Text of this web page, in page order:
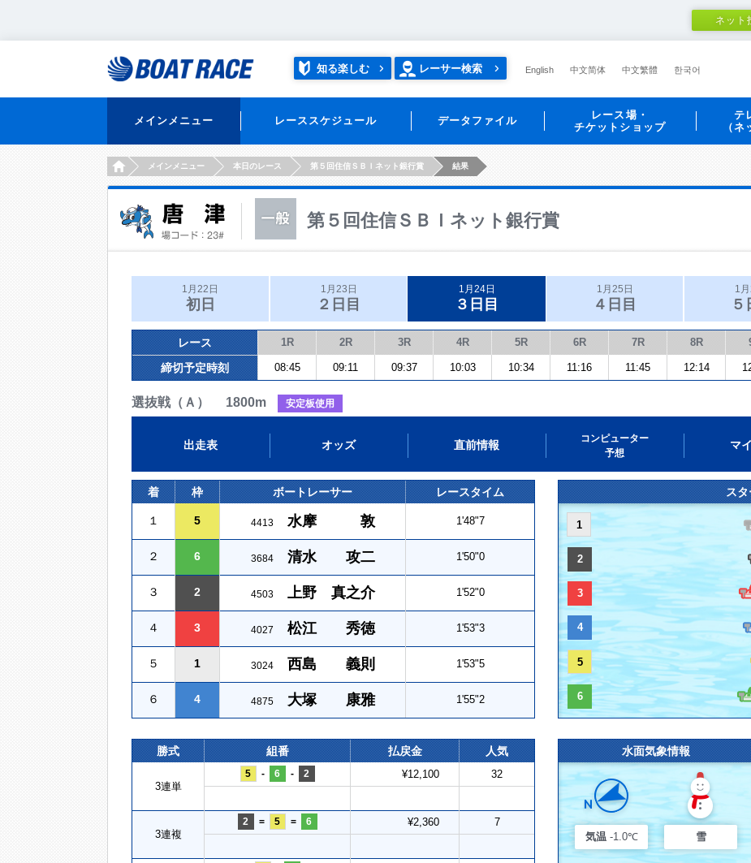
ネット
知る楽しむ レーサー検索 English 中文简体 中文繁體 한국어
メインメニュー レーススケジュール データファイル
レース場・
チケットショップ
テ
（ネ
HOMEメインメニュー 本日のレース 第５回住信ＳＢＩネット銀行賞 結果
第５回住信ＳＢＩネット銀行賞
1月22日
初日
1月23日
２日目
1月24日
３日目
1月25日
４日目
1
５
レース 1R 2R 3R 4R 5R 6R 7R 8R
締切予定時刻 08:45 09:11 09:37 10:03 10:34 11:16 11:45 12:14
選抜戦（Ａ） 1800m 安定板使用
出走表 オッズ 直前情報
コンピューター
予想
マ
着 枠 ボートレーサー レースタイム
１ 5 4413 水摩 敦 1'48"7
２ 6 3684 清水 攻二 1'50"0
３ 2 4503 上野 真之介 1'52"0
４ 3 4027 松江 秀徳 1'53"3
５ 1 3024 西島 義則 1'53"5
６ 4 4875 大塚 康雅 1'55"2
スタ
1
2
3
4
5
6
勝式 組番 払戻金 人気
3連単
5 - 6 - 2 ¥12,100 32
3連複
2 = 5 = 6 ¥2,360 7
水面気象情報
気温 -1.0℃ 雪